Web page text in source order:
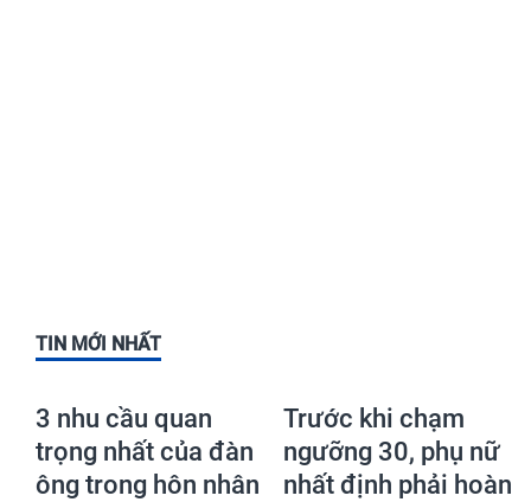
TIN MỚI NHẤT
3 nhu cầu quan
trọng nhất của đàn
ông trong hôn nhân
Trước khi chạm
ngưỡng 30, phụ nữ
nhất định phải hoàn